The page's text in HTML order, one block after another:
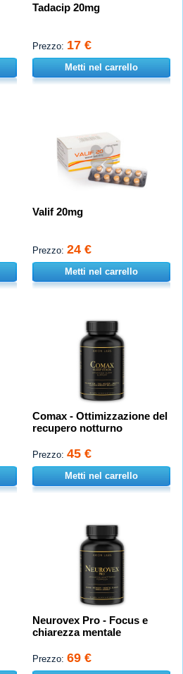
Tadacip 20mg
Prezzo: 17 €
Metti nel carrello
Valif 20mg
Prezzo: 24 €
Metti nel carrello
Comax - Ottimizzazione del
recupero notturno
Prezzo: 45 €
Metti nel carrello
Neurovex Pro - Focus e
chiarezza mentale
Prezzo: 69 €